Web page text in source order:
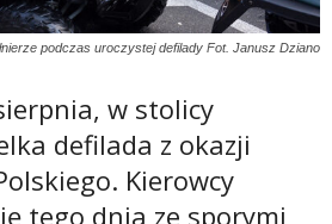
podczas uroczystej defilady Fot. Janusz Dziano
w stolicy
defilada z okazji
Kierowcy
tego dnia ze sporymi